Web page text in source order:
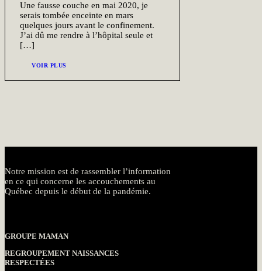
Une fausse couche en mai 2020, je
serais tombée enceinte en mars
quelques jours avant le confinement.
J’ai dû me rendre à l’hôpital seule et
[…]
VOIR PLUS
Notre mission est de rassembler l’information
en ce qui concerne les accouchements au
Québec depuis le début de la pandémie.
GROUPE MAMAN
REGROUPEMENT NAISSANCES
RESPECTÉES